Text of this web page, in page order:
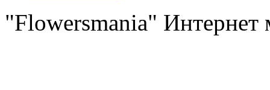
"Flowersmania" Интернет